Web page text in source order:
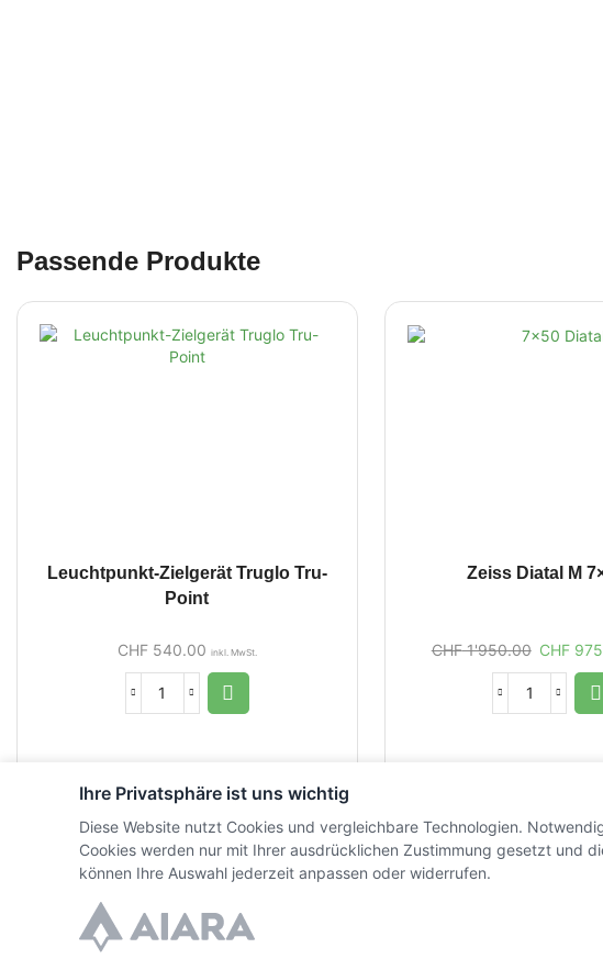
Passende Produkte
Leuchtpunkt-Zielgerät Truglo Tru-
Point
CHF540.00 inkl. MwSt.
Zeiss Diatal M
CHF1'950.00 CHF
© Copyright WaffenZimmi | Powered by
Ihre Privatsphäre ist uns wichtig
Diese Website nutzt Cookies und vergleichbare Technologien.
Cookies werden nur mit Ihrer ausdrücklichen Zustimmung gesetzt und
können Ihre Auswahl jederzeit anpassen oder widerrufen.